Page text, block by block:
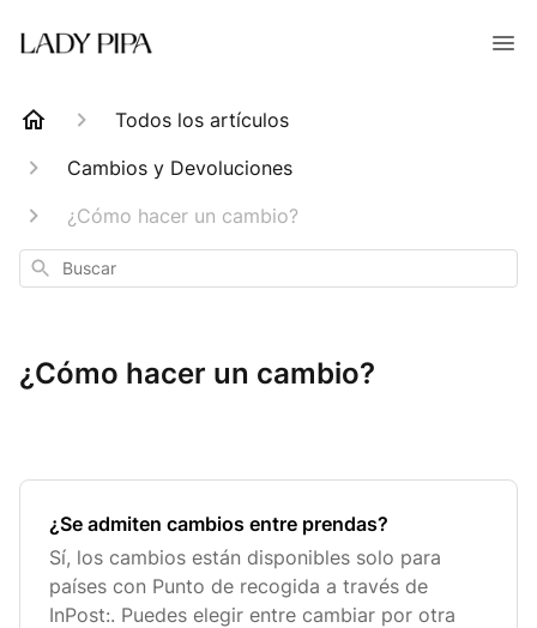
Todos los artículos
Cambios y Devoluciones
¿Cómo hacer un cambio?
Buscar
¿Cómo hacer un cambio?
¿Se admiten cambios entre prendas?
Sí, los cambios están disponibles solo para
países con Punto de recogida a través de
InPost:. Puedes elegir entre cambiar por otra